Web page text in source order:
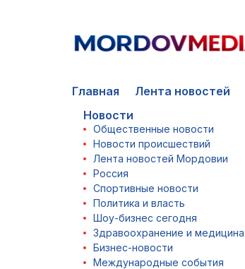
Главная Лента новостей
Новости
Общественные новости
Новости происшествий
Лента новостей Мордовии
Россия
Спортивные новости
Политика и власть
Шоу-бизнес сегодня
Здравоохранение и медицина
Бизнес-новости
Международные события